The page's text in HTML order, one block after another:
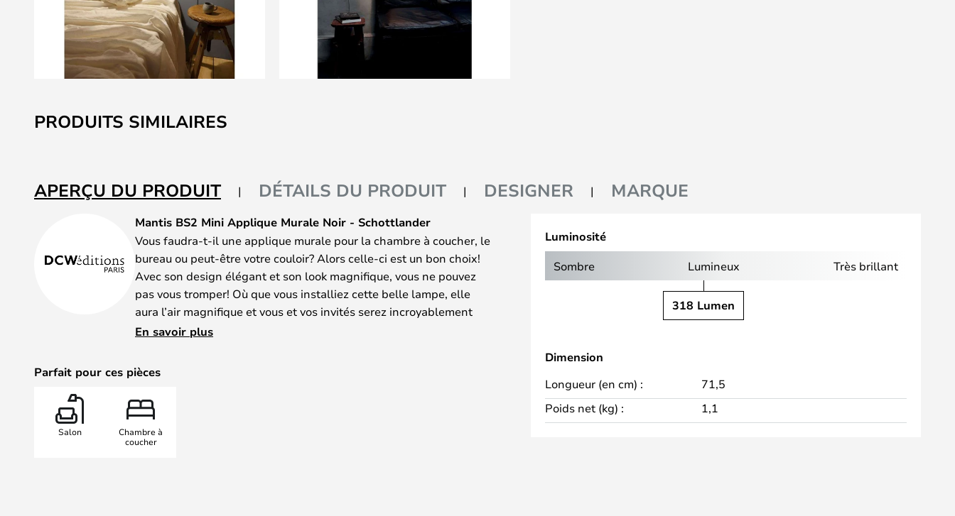
to
the
the
images
PRODUITS SIMILAIRES
APERÇU DU PRODUIT DÉTAILS DU PRODUIT DESIGNER MARQUE
Mantis BS2 Mini Applique Murale Noir - Schottlander
Vous faudra-t-il une applique murale pour la chambre à coucher, le
bureau ou peut-être votre couloir? Alors celle-ci est un bon choix!
Avec son design élégant et son look magnifique, vous ne pouvez
pas vous tromper! Où que vous installiez cette belle lampe, elle
aura l’air magnifique et vous et vos invités serez incroyablement
impressionnés par son bel aspect.
En savoir plus
Parfait pour ces pièces
Salon
Chambre à
coucher
Luminosité
Sombre Lumineux Très brillant
318 Lumen
Dimension
Longueur (en cm) :
71,5
Poids net (kg) :
1,1